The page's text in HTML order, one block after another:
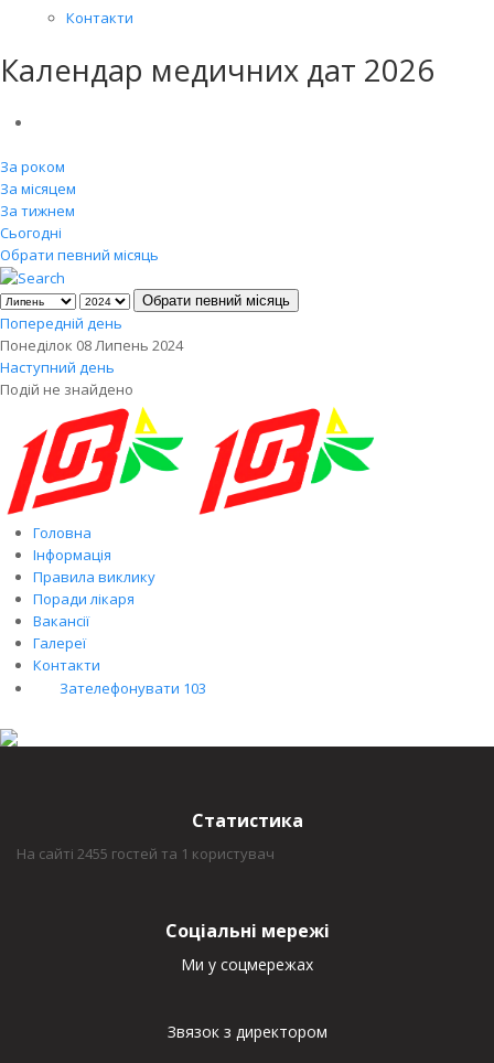
Контакти
Календар медичних дат 2026
За роком
За місяцем
За тижнем
Сьогодні
Обрати певний місяць
Обрати певний місяць
Попередній день
Понеділок 08 Липень 2024
Наступний день
Подій не знайдено
Головна
Інформація
Правила виклику
Поради лікаря
Вакансії
Галереї
Контакти
Зателефонувати 103
Статистика
На сайті 2455 гостей та 1 користувач
Соціальні мережі
Ми у соцмережах
Звязок з директором